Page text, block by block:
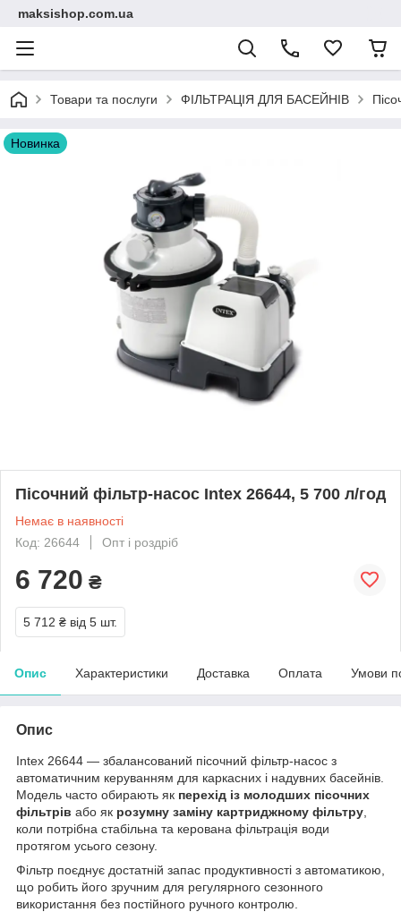
maksishop.com.ua
Товари та послуги ФІЛЬТРАЦІЯ ДЛЯ БАСЕЙНІВ
Новинка
Пісочний фільтр-насос Intex 26644, 5 700 л/год
Немає в наявності
Код: 26644
Опт і роздріб
6 720 ₴
5 712 ₴ від 5 шт.
Опис Характеристики Доставка Оплата Умови
Опис
Intex 26644 — збалансований пісочний фільтр-насос з
автоматичним керуванням для каркасних і надувних басейнів.
Модель часто обирають як перехід із молодших пісочних
фільтрів або як розумну заміну картриджному фільтру
коли потрібна стабільна та керована фільтрація води
протягом усього сезону.
Фільтр поєднує достатній запас продуктивності з автоматикою,
що робить його зручним для регулярного сезонного
використання без постійного ручного контролю.